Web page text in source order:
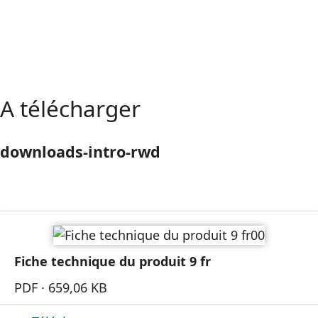
A télécharger
downloads-intro-rwd
Fiche technique du produit 9 fr
PDF · 659,06 KB